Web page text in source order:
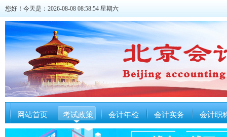
您好！今天是：2026-08-08 08:58:54 星期六
网站首页 考试政策 会计年检 会计实务 会计职